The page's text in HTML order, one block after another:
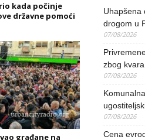
kada počinje
državne pomoći
građane na
Uhapšena
drogom u
07/08/2026
zbog
07/08/2026
07/08/2026
Cena